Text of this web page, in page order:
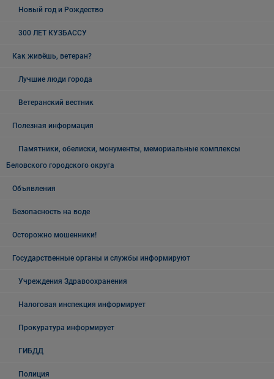
Новый год и Рождество
300 ЛЕТ КУЗБАССУ
Как живёшь, ветеран?
Лучшие люди города
Ветеранский вестник
Полезная информация
Памятники, обелиски, монументы, мемориальные комплексы
Беловского городского округа
Объявления
Безопасность на воде
Осторожно мошенники!
Государственные органы и службы информируют
Учреждения Здравоохранения
Налоговая инспекция информирует
Прокуратура информирует
ГИБДД
Полиция